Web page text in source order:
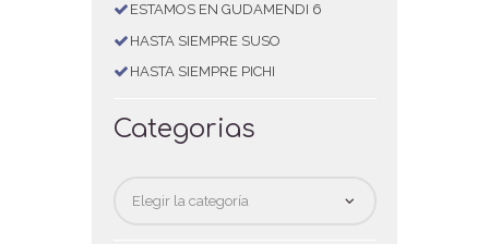
ESTAMOS EN GUDAMENDI 6
HASTA SIEMPRE SUSO
HASTA SIEMPRE PICHI
Categorias